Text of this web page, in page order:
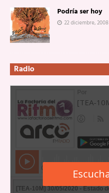
Podría ser hoy
22 diciembre, 2008
Radio